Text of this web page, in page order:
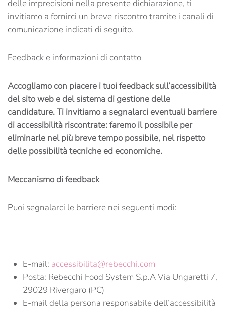
delle imprecisioni nella presente dichiarazione, ti
invitiamo a fornirci un breve riscontro tramite i canali di
comunicazione indicati di seguito.
Feedback e informazioni di contatto
Accogliamo con piacere i tuoi feedback sull’accessibilità
del sito web e del sistema di gestione delle
candidature. Ti invitiamo a segnalarci eventuali barriere
di accessibilità riscontrate: faremo il possibile per
eliminarle nel più breve tempo possibile, nel rispetto
delle possibilità tecniche ed economiche.
Meccanismo di feedback
Puoi segnalarci le barriere nei seguenti modi:
E-mail: accessibilita@rebecchi.com
Posta: Rebecchi Food System S.p.A Via Ungaretti 7,
29029 Rivergaro (PC)
E-mail della persona responsabile dell’accessibilità